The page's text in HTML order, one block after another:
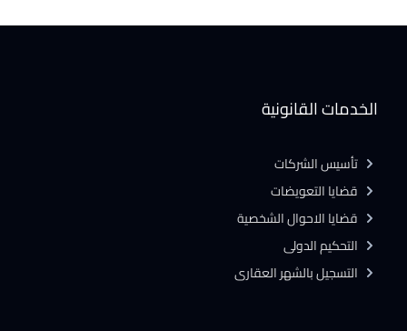
الخدمات القانونية
تأسيس الشركات
قضايا التعويضات
قضايا الاحوال الشخصية
التحكيم الدولى
التسجيل بالشهر العقارى